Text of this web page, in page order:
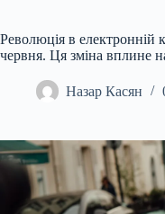
Революція в електронній
червня. Ця зміна вплине
Назар Касян